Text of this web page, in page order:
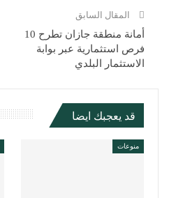
المقال السابق
أمانة منطقة جازان تطرح 10
فرص استثمارية عبر بوابة
الاستثمار البلدي
قد يعجبك ايضا
منوعات